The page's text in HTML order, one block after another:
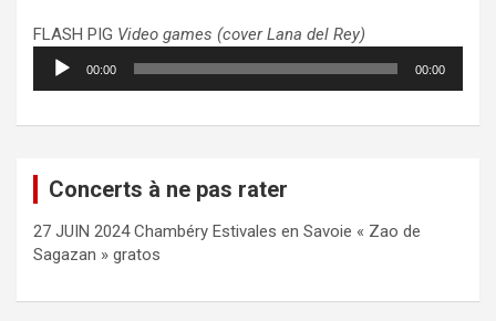
FLASH PIG Video games (cover Lana del Rey)
Lecteur
audio
00:00 00:00
Concerts à ne pas rater
27 JUIN 2024 Chambéry Estivales en Savoie « Zao de
Sagazan » gratos